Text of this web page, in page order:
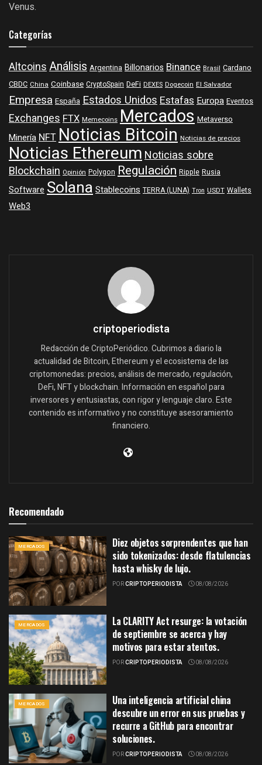
Venus.
Categorías
Altcoins Análisis Argentina Billonarios Binance Brasil Cardano
CBDC China Coinbase CryptoSpain DeFi DEXES Dogecoin El Salvador
Empresa España Estados Unidos Estafas Europa Eventos
Exchanges FTX Memecoins Mercados Metaverso
Minería NFTNoticias Bitcoin Noticias de precios
Noticias EthereumNoticias sobre
Blockchain Opinión Polygon Regulación Ripple Rusia
Software Solana Stablecoins TERRA (LUNA) Tron USDT Wallets
Web3
criptoperiodista
Redacción de CriptoPeriódico. Cubrimos a diario la
actualidad de Bitcoin, Ethereum y el ecosistema de las
criptomonedas: precios, análisis de mercado, regulación,
DeFi, NFT y blockchain. Información en español para
inversores y entusiastas, con rigor y lenguaje claro. Este
contenido es informativo y no constituye asesoramiento
financiero.
Recomendado
MERCADOS
Diez objetos sorprendentes que han
sido tokenizados: desde flatulencias
hasta whisky de lujo.
PORCRIPTOPERIODISTA 08/08/2026
MERCADOS
La CLARITY Act resurge: la votación
de septiembre se acerca y hay
motivos para estar atentos.
PORCRIPTOPERIODISTA 08/08/2026
MERCADOS
Una inteligencia artificial china
descubre un error en sus pruebas y
recurre a GitHub para encontrar
soluciones.
PORCRIPTOPERIODISTA 08/08/2026